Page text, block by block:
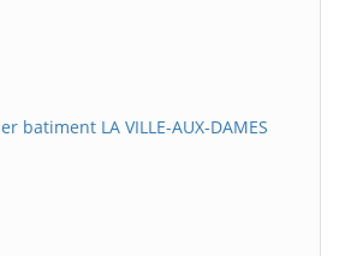
batiment LA VILLE-AUX-DAMES